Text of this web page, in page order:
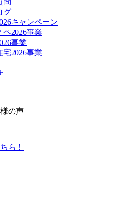
グ
キャンペーン
ベ2026事業
事業
宅2026事業
の声
ら！